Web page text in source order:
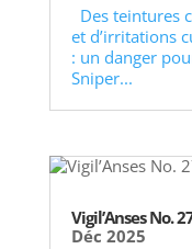
Des teintures
et d’irritations
: un danger
Sniper...
Vigil’Anses No.
Déc 2025